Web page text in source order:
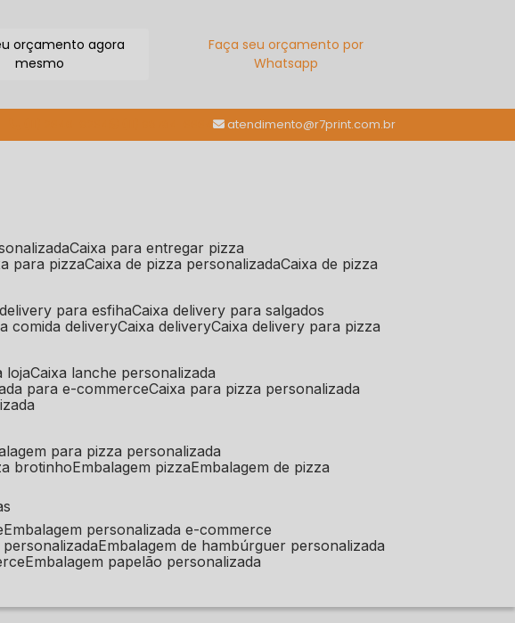
orçamento agora
mesmo
Faça seu orçamento por
Whatsapp
atendimento@r7print.com.br
caixa para entregar pizza
para pizza caixa de pizza personalizada caixa de pizza
delivery para esfiha caixa delivery para salgados
comida delivery caixa delivery caixa delivery para pizza
loja caixa lanche personalizada
para e-commerce caixa para pizza personalizada
para pizza personalizada
brotinho embalagem pizza embalagem de pizza
embalagem personalizada e-commerce
personalizada embalagem de hambúrguer personalizada
embalagem papelão personalizada